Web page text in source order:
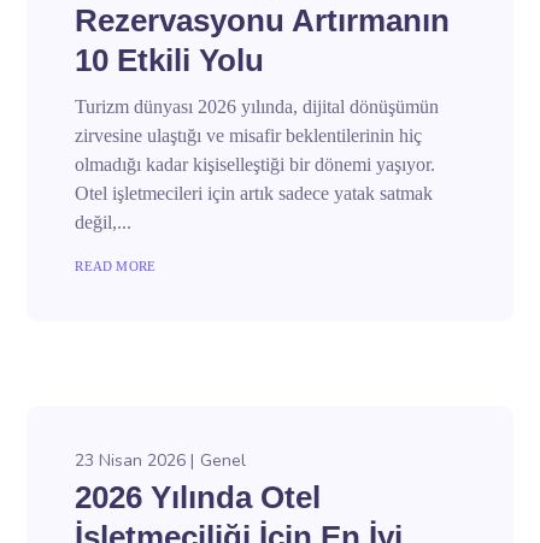
Rezervasyonu Artırmanın
10 Etkili Yolu
Turizm dünyası 2026 yılında, dijital dönüşümün
zirvesine ulaştığı ve misafir beklentilerinin hiç
olmadığı kadar kişiselleştiği bir dönemi yaşıyor.
Otel işletmecileri için artık sadece yatak satmak
değil,...
READ MORE
23 Nisan 2026 Genel
2026 Yılında Otel